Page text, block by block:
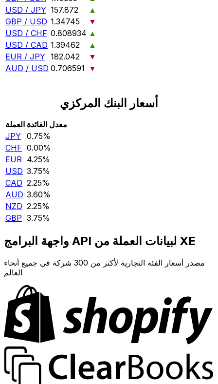
USD / JPY 157.872
▲
GBP / USD 1.34745
▼
USD / CHF 0.808934 ▲
USD / CAD 1.39462
▲
EUR / JPY 182.042
▼
AUD / USD 0.706591 ▼
أسعار البنك المركزي
العملة معدل الفائدة
JPY 0.75‎%‎
CHF 0.00‎%‎
EUR 4.25‎%‎
USD 3.75‎%‎
CAD 2.25‎%‎
AUD 3.60‎%‎
NZD 2.25‎%‎
GBP 3.75‎%‎
واجهة البرامج API لبيانات العملة من XE
مصدر أسعار الفئة التجارية لأكثر من 300 شركة في جميع أنحاء
العالم